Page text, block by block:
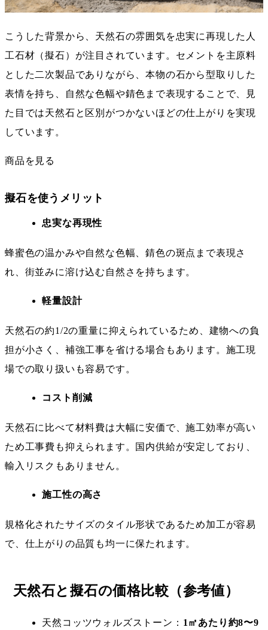
こうした背景から、天然石の雰囲気を忠実に再現した人
工石材（擬石）が注目されています。セメントを主原料
とした二次製品でありながら、本物の石から型取りした
表情を持ち、自然な色幅や錆色まで表現することで、見
た目では天然石と区別がつかないほどの仕上がりを実現
しています。
商品を見る
擬石を使うメリット
忠実な再現性
蜂蜜色の温かみや自然な色幅、錆色の斑点まで表現さ
れ、街並みに溶け込む自然さを持ちます。
軽量設計
天然石の約1/2の重量に抑えられているため、建物への負
担が小さく、補強工事を省ける場合もあります。施工現
場での取り扱いも容易です。
コスト削減
天然石に比べて材料費は大幅に安価で、施工効率が高い
ため工事費も抑えられます。国内供給が安定しており、
輸入リスクもありません。
施工性の高さ
規格化されたサイズのタイル形状であるため加工が容易
で、仕上がりの品質も均一に保たれます。
天然石と擬石の価格比較（参考値）
天然コッツウォルズストーン： 1㎡あたり約8〜9